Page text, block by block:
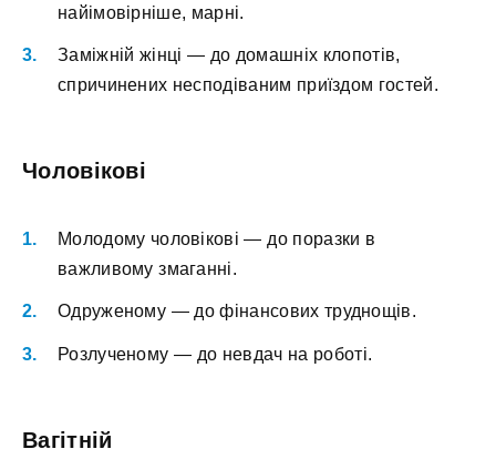
найімовірніше, марні.
Заміжній жінці — до домашніх клопотів,
спричинених несподіваним приїздом гостей.
Чоловікові
Молодому чоловікові — до поразки в
важливому змаганні.
Одруженому — до фінансових труднощів.
Розлученому — до невдач на роботі.
Вагітній